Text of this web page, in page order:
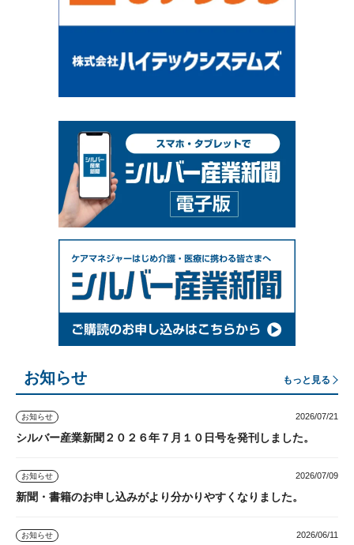
お知らせ もっと見る
お知らせ 2026/07/21
シルバー産業新聞２０２６年７月１０日号を発刊しました。
お知らせ 2026/07/09
新聞・書籍のお申し込みがより分かりやすくなりました。
お知らせ 2026/06/11